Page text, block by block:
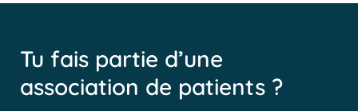
Tu fais partie d’une
association de patients ?